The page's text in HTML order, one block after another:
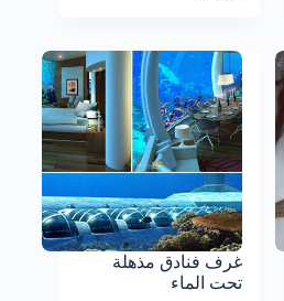
غرف فنادق مذهلة
تحت الماء